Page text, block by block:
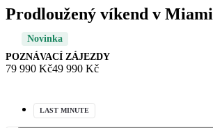
Prodloužený víkend v Miami
Novinka
POZNÁVACÍ ZÁJEZDY
79 990 Kč49 990 Kč
LAST MINUTE